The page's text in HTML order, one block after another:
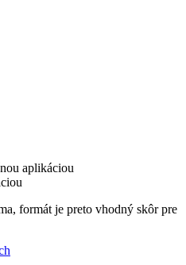
aplikáciou
formát je preto vhodný skôr pre